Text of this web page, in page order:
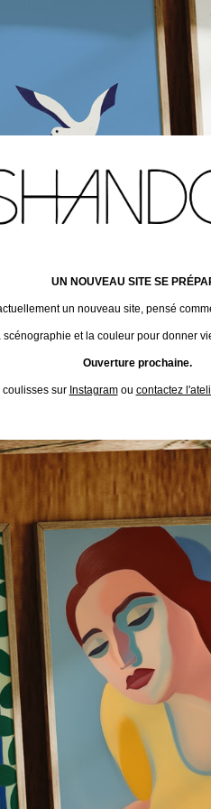
UN NOUVEAU SITE SE
un nouveau site, pensé
et la couleur pour donner
Ouverture prochaine.
coulisses sur Instagramou contactez